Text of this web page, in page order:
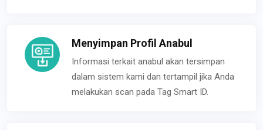
Menyimpan Profil Anabul
Informasi terkait anabul akan tersimpan
dalam sistem kami dan tertampil jika Anda
melakukan scan pada Tag Smart ID.